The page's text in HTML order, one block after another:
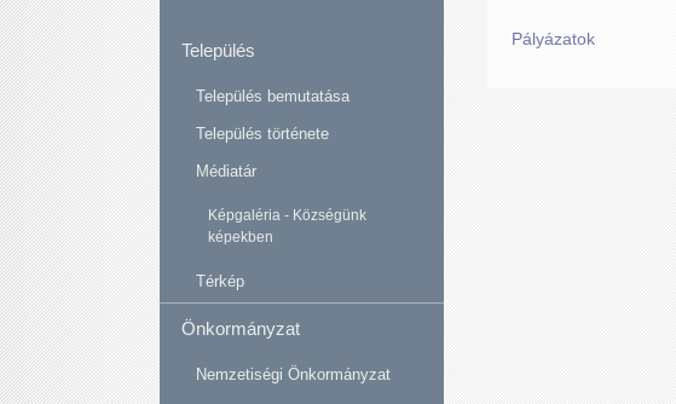
Pályázatok
Település
Település bemutatása
Település története
Médiatár
Képgaléria - Községünk
képekben
Térkép
Önkormányzat
Nemzetiségi Önkormányzat